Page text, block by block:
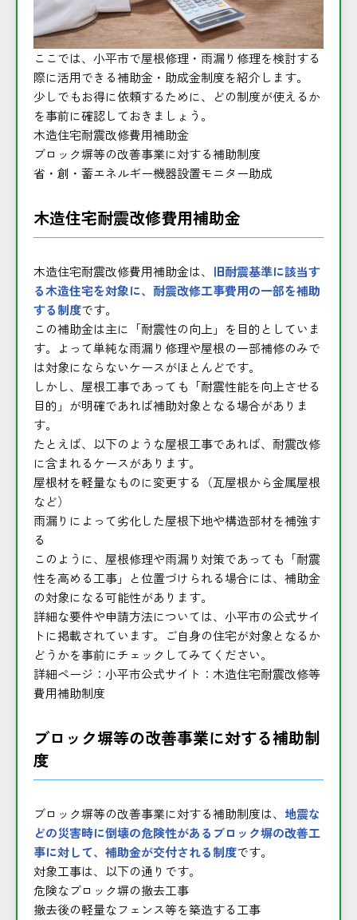
ここでは、小平市で屋根修理・雨漏り修理を検討する
際に活用できる補助金・助成金制度を紹介します。
少しでもお得に依頼するために、どの制度が使えるか
を事前に確認しておきましょう。
木造住宅耐震改修費用補助金
ブロック塀等の改善事業に対する補助制度
省・創・蓄エネルギー機器設置モニター助成
木造住宅耐震改修費用補助金
木造住宅耐震改修費用補助金は、 旧耐震基準に該当す
る木造住宅を対象に、耐震改修工事費用の一部を補助
する制度です。
この補助金は主に「耐震性の向上」を目的としていま
す。よって単純な雨漏り修理や屋根の一部補修のみで
は対象にならないケースがほとんどです。
しかし、屋根工事であっても「耐震性能を向上させる
目的」が明確であれば補助対象となる場合がありま
す。
たとえば、以下のような屋根工事であれば、耐震改修
に含まれるケースがあります。
屋根材を軽量なものに変更する（瓦屋根から金属屋根
など）
雨漏りによって劣化した屋根下地や構造部材を補強す
る
このように、屋根修理や雨漏り対策であっても「耐震
性を高める工事」と位置づけられる場合には、補助金
の対象になる可能性があります。
詳細な要件や申請方法については、小平市の公式サイ
トに掲載されています。ご自身の住宅が対象となるか
どうかを事前にチェックしてみてください。
詳細ページ： 小平市公式サイト：木造住宅耐震改修等
費用補助制度
ブロック塀等の改善事業に対する補助制
度
ブロック塀等の改善事業に対する補助制度は、 地震な
どの災害時に倒壊の危険性があるブロック塀の改善工
事に対して、補助金が交付される制度です。
対象工事は、以下の通りです。
危険なブロック塀の撤去工事
撤去後の軽量なフェンス等を築造する工事